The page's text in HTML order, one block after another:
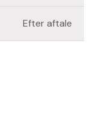
Efter aftale